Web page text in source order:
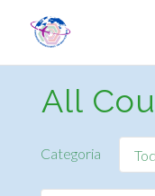
All
Categoria